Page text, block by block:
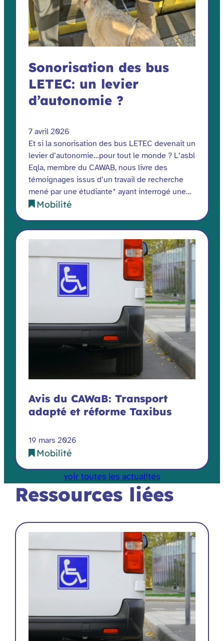
Sonorisation des bus
LETEC: un levier
d’autonomie ?
7 avril 2026
Et si la sonorisation des bus LETEC devenait un
levier d’autonomie…pour tout le monde ? L’asbl
Eqla, membre du CAWAB, nous livre des
témoignages issus d’un travail de recherche
mené par une étudiante* ayant interrogé une…
Mobilité
Avis du CAWaB: Transport
adapté et réforme Taxibus
19 mars 2026
Mobilité
voir toutes les actualités
Ressources liées